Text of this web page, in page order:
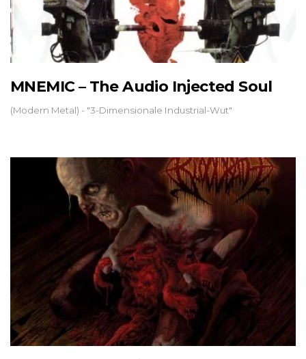
MNEMIC – The Audio Injected Soul
(Modern Metal) - "3-Dimensionale Industrial-Wut"